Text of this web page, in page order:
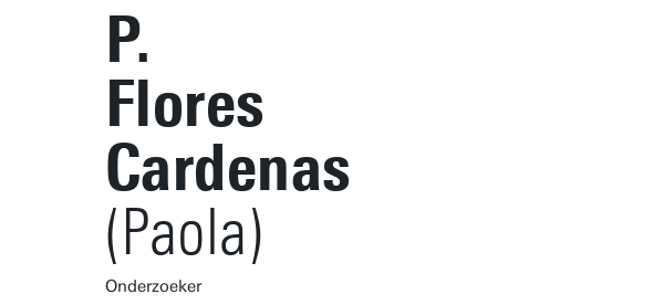
P.
Flores
Cardenas
(Paola)
Onderzoeker